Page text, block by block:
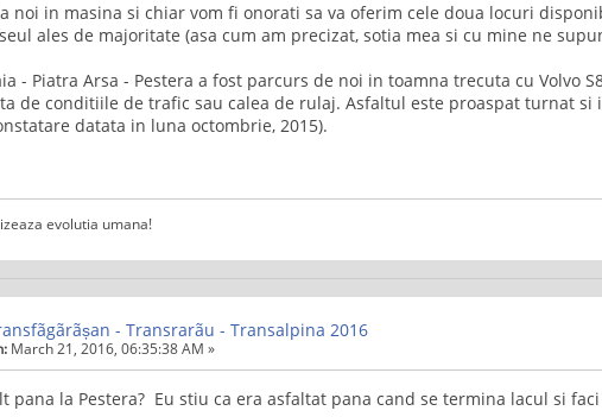
noi in masina si chiar vom fi onorati sa va oferim cele doua locuri
ales de majoritate (asa cum am precizat, sotia mea si cu mine ne
- Piatra Arsa - Pestera a fost parcurs de noi in toamna trecuta cu Volvo
de conditiile de trafic sau calea de rulaj. Asfaltul este proaspat turnat si
datata in luna octombrie, 2015).
evolutia umana!
- Transrarãu - Transalpina 2016
March 21, 2016, 06:35:38 AM »
pana la Pestera? Eu stiu ca era asfaltat pana cand se termina lacul si